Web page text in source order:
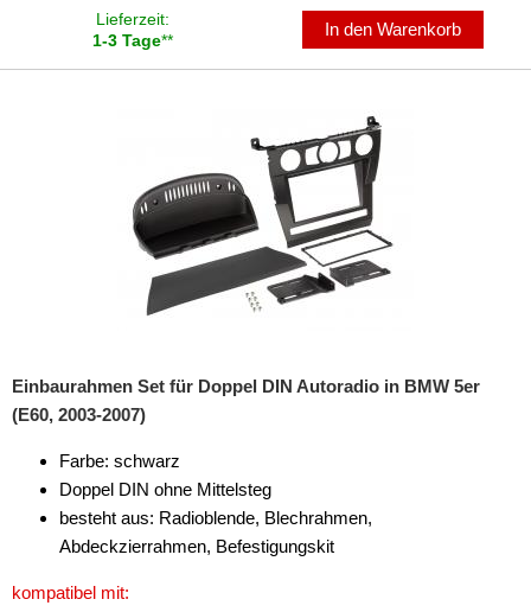
für Hyundai
für Infiniti
für Lincoln
für MAN
für Mazda
Lieferzeit:
1-3 Tage**
In den Warenkorb
Einbaurahmen Set für Doppel DIN Autoradio in BMW 5er
(E60, 2003-2007)
Farbe: schwarz
Doppel DIN ohne Mittelsteg
besteht aus: Radioblende, Blechrahmen,
Abdeckzierrahmen, Befestigungskit
kompatibel mit: